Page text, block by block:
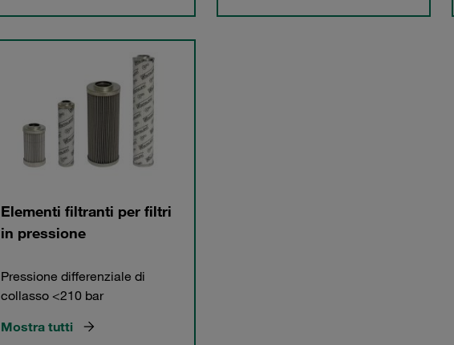
Elementi filtranti per filtri
in pressione
Pressione differenziale di
collasso <210 bar
Mostra tutti